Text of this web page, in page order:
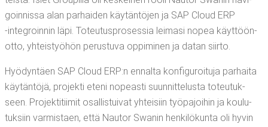
goin­nis­sa alan par­hai­den käy­tän­tö­jen ja SAP Cloud ERP
‑integroin­nin läpi. Toteu­tus­pro­ses­sia lei­ma­si nopea käyt­töön­
ot­to, yhteis­työ­hön perus­tu­va oppi­mi­nen ja datan siirto.
Hyö­dyn­täen SAP Cloud ERP:n ennal­ta kon­fi­gu­roi­tu­ja par­hai­ta
käy­tän­tö­jä, pro­jek­ti ete­ni nopeas­ti suun­nit­te­lus­ta toteu­tuk­
seen. Pro­jek­ti­tii­mit osal­lis­tui­vat yhtei­siin työ­pa­joi­hin ja kou­lu­
tuk­siin var­mis­taen, että Nau­tor Swa­nin hen­ki­lö­kun­ta oli hyvin